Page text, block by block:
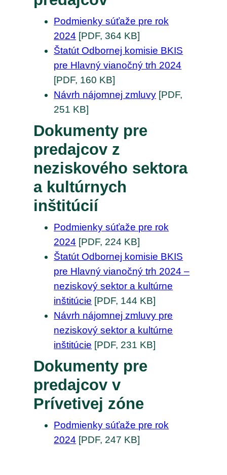
Podmienky súťaže pre rok
2024 [PDF, 364 KB]
Štatút Odbornej komisie BKIS
pre Hlavný vianočný trh 2024
[PDF, 160 KB]
Návrh nájomnej zmluvy [PDF,
251 KB]
Dokumenty pre
predajcov z
neziskového sektora
a kultúrnych
inštitúcií
Podmienky súťaže pre rok
2024 [PDF, 224 KB]
Štatút Odbornej komisie BKIS
pre Hlavný vianočný trh 2024 –
neziskový sektor a kultúrne
inštitúcie [PDF, 144 KB]
Návrh nájomnej zmluvy pre
neziskový sektor a kultúrne
inštitúcie [PDF, 231 KB]
Dokumenty pre
predajcov v
Prívetivej zóne
Podmienky súťaže pre rok
2024 [PDF, 247 KB]